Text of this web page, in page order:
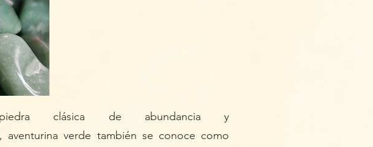
clásica de abundancia y
aventurina verde también se conoce como